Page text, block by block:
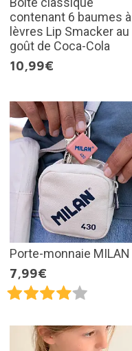
contenant 6 baumes à
lèvres Lip Smacker au
goût de Coca-Cola
10,99€
Porte-monnaie MILAN
7,99€